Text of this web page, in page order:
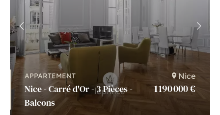
APPARTEMENT
Nice - Carré d'Or - 3 Pièces -
Balcons
Nice
1 190 000 €